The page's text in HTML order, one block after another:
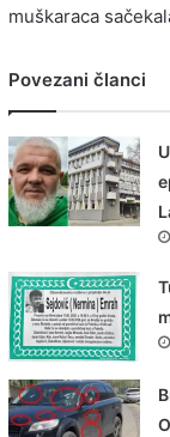
muškaraca
Povezani članci